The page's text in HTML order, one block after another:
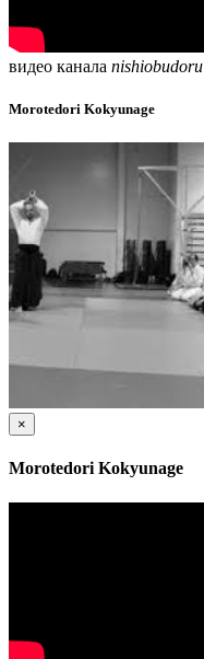
видео канала nishiobudoru
Morotedori Kokyunage
×
Morotedori Kokyunage